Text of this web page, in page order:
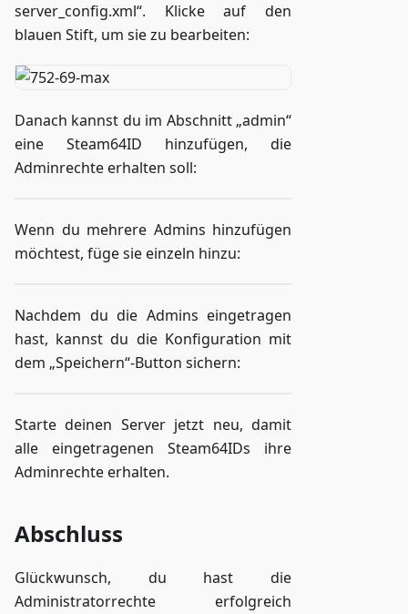
server_config.xml“. Klicke auf den
blauen Stift, um sie zu bearbeiten:
Danach kannst du im Abschnitt „admin“
eine Steam64ID hinzufügen, die
Adminrechte erhalten soll:
Wenn du mehrere Admins hinzufügen
möchtest, füge sie einzeln hinzu:
Nachdem du die Admins eingetragen
hast, kannst du die Konfiguration mit
dem „Speichern“-Button sichern:
Starte deinen Server jetzt neu, damit
alle eingetragenen Steam64IDs ihre
Adminrechte erhalten.
Abschluss
Glückwunsch, du hast die
Administratorrechte erfolgreich